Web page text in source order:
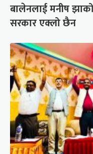
बालेनलाई मनीष
सरकार एक्लो छैन